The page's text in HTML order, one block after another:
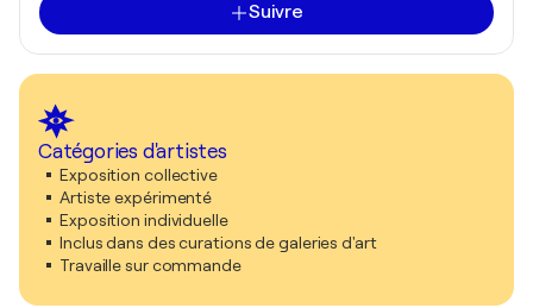
Suivre
Catégories d'artistes
Exposition collective
Artiste expérimenté
Exposition individuelle
Inclus dans des curations de galeries d'art
Travaille sur commande